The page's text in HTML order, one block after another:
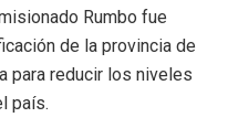
Rumbo fue
de la provincia de
para reducir los niveles
país.